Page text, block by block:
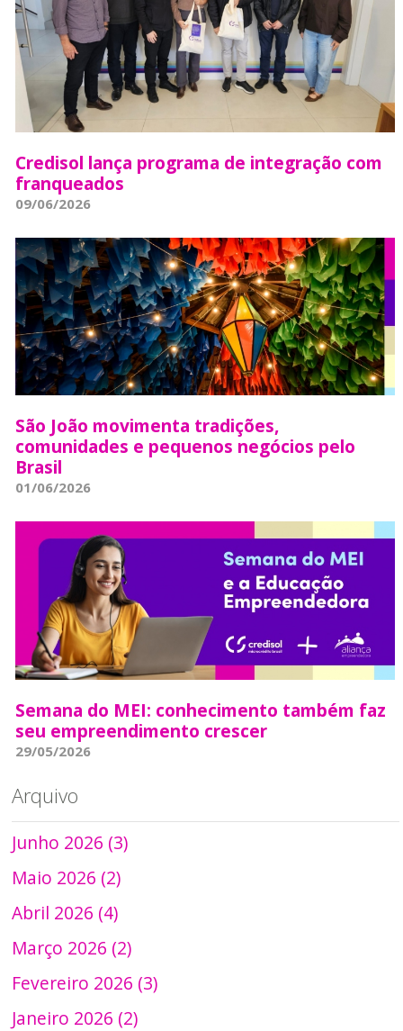
Credisol lança programa de integração com
franqueados
09/06/2026
São João movimenta tradições,
comunidades e pequenos negócios pelo
Brasil
01/06/2026
Semana do MEI: conhecimento também faz
seu empreendimento crescer
29/05/2026
Arquivo
Junho 2026 (3)
Maio 2026 (2)
Abril 2026 (4)
Março 2026 (2)
Fevereiro 2026 (3)
Janeiro 2026 (2)